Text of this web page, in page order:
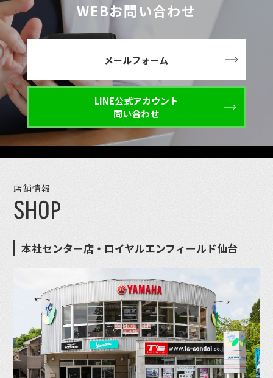
WEBお問い合わせ
メールフォーム
LINE公式アカウント
問い合わせ
店舗情報
SHOP
本社センター店・ロイヤルエンフィールド仙台